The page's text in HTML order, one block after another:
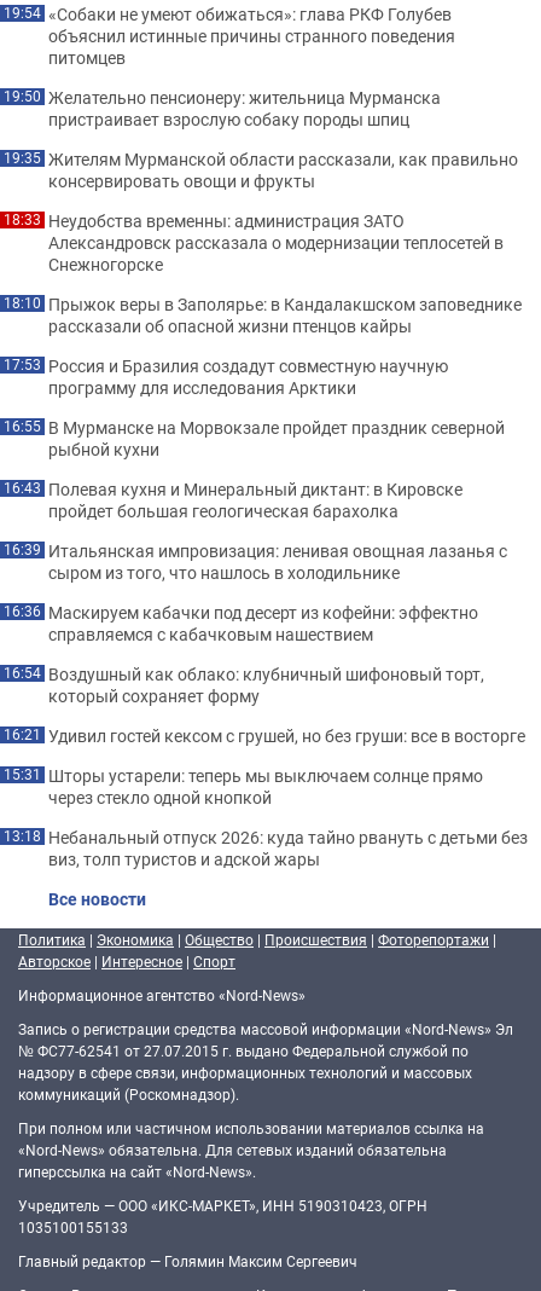
19:54 «Собаки не умеют обижаться»: глава РКФ Голубев
объяснил истинные причины странного поведения
питомцев
19:50 Желательно пенсионеру: жительница Мурманска
пристраивает взрослую собаку породы шпиц
19:35 Жителям Мурманской области рассказали, как правильно
консервировать овощи и фрукты
18:33 Неудобства временны: администрация ЗАТО
Александровск рассказала о модернизации теплосетей в
Снежногорске
18:10 Прыжок веры в Заполярье: в Кандалакшском заповеднике
рассказали об опасной жизни птенцов кайры
17:53 Россия и Бразилия создадут совместную научную
программу для исследования Арктики
16:55 В Мурманске на Морвокзале пройдет праздник северной
рыбной кухни
16:43 Полевая кухня и Минеральный диктант: в Кировске
пройдет большая геологическая барахолка
16:39 Итальянская импровизация: ленивая овощная лазанья с
сыром из того, что нашлось в холодильнике
16:36 Маскируем кабачки под десерт из кофейни: эффектно
справляемся с кабачковым нашествием
16:54 Воздушный как облако: клубничный шифоновый торт,
который сохраняет форму
16:21 Удивил гостей кексом с грушей, но без груши: все в восторге
15:31 Шторы устарели: теперь мы выключаем солнце прямо
через стекло одной кнопкой
13:18 Небанальный отпуск 2026: куда тайно рвануть с детьми без
виз, толп туристов и адской жары
Все новости
Политика | Экономика | Общество | Происшествия | Фоторепортажи |
Авторское | Интересное | Спорт
Информационное агентство «Nord-News»
Запись о регистрации средства массовой информации «Nord-News» Эл
№ ФС77-62541 от 27.07.2015 г. выдано Федеральной службой по
надзору в сфере связи, информационных технологий и массовых
коммуникаций (Роскомнадзор).
При полном или частичном использовании материалов ссылка на
«Nord-News» обязательна. Для сетевых изданий обязательна
гиперссылка на сайт «Nord-News».
Учредитель — ООО «ИКС-МАРКЕТ», ИНН 5190310423, ОГРН
1035100155133
Главный редактор — Голямин Максим Сергеевич